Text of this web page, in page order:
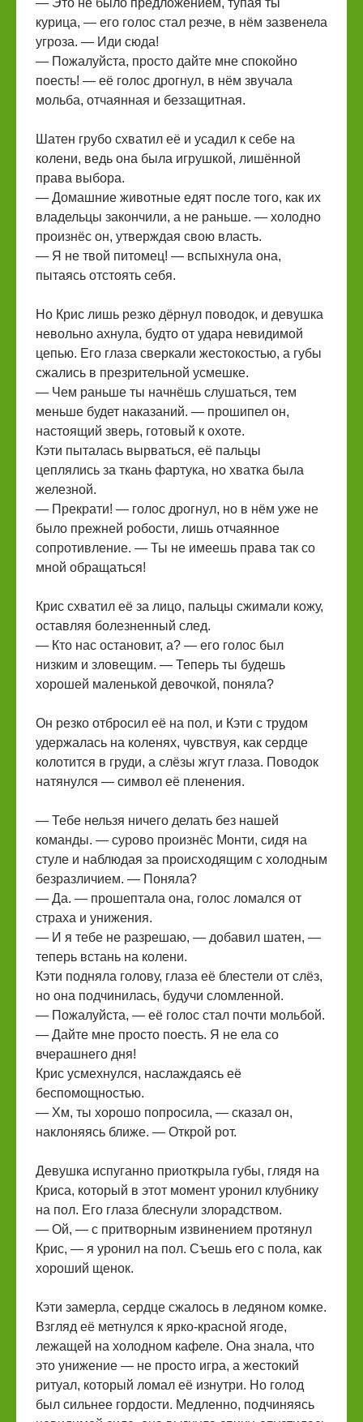
— Это не было предложением, тупая ты
курица, — его голос стал резче, в нём зазвенела
угроза. — Иди сюда!
— Пожалуйста, просто дайте мне спокойно
поесть! — её голос дрогнул, в нём звучала
мольба, отчаянная и беззащитная.
Шатен грубо схватил её и усадил к себе на
колени, ведь она была игрушкой, лишённой
права выбора.
— Домашние животные едят после того, как их
владельцы закончили, а не раньше. — холодно
произнёс он, утверждая свою власть.
— Я не твой питомец! — вспыхнула она,
пытаясь отстоять себя.
Но Крис лишь резко дёрнул поводок, и девушка
невольно ахнула, будто от удара невидимой
цепью. Его глаза сверкали жестокостью, а губы
сжались в презрительной усмешке.
— Чем раньше ты начнёшь слушаться, тем
меньше будет наказаний. — прошипел он,
настоящий зверь, готовый к охоте.
Кэти пыталась вырваться, её пальцы
цеплялись за ткань фартука, но хватка была
железной.
— Прекрати! — голос дрогнул, но в нём уже не
было прежней робости, лишь отчаянное
сопротивление. — Ты не имеешь права так со
мной обращаться!
Крис схватил её за лицо, пальцы сжимали кожу,
оставляя болезненный след.
— Кто нас остановит, а? — его голос был
низким и зловещим. — Теперь ты будешь
хорошей маленькой девочкой, поняла?
Он резко отбросил её на пол, и Кэти с трудом
удержалась на коленях, чувствуя, как сердце
колотится в груди, а слёзы жгут глаза. Поводок
натянулся — символ её пленения.
— Тебе нельзя ничего делать без нашей
команды. — сурово произнёс Монти, сидя на
стуле и наблюдая за происходящим с холодным
безразличием. — Поняла?
— Да. — прошептала она, голос ломался от
страха и унижения.
— И я тебе не разрешаю, — добавил шатен, —
теперь встань на колени.
Кэти подняла голову, глаза её блестели от слёз,
но она подчинилась, будучи сломленной.
— Пожалуйста, — её голос стал почти мольбой.
— Дайте мне просто поесть. Я не ела со
вчерашнего дня!
Крис усмехнулся, наслаждаясь её
беспомощностью.
— Хм, ты хорошо попросила, — сказал он,
наклоняясь ближе. — Открой рот.
Девушка испуганно приоткрыла губы, глядя на
Криса, который в этот момент уронил клубнику
на пол. Его глаза блеснули злорадством.
— Ой, — с притворным извинением протянул
Крис, — я уронил на пол. Съешь его с пола, как
хороший щенок.
Кэти замерла, сердце сжалось в ледяном комке.
Взгляд её метнулся к ярко-красной ягоде,
лежащей на холодном кафеле. Она знала, что
это унижение — не просто игра, а жестокий
ритуал, который ломал её изнутри. Но голод
был сильнее гордости. Медленно, подчиняясь